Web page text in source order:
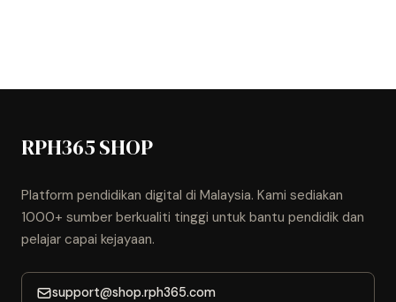
RPH365 SHOP
Platform pendidikan digital di Malaysia. Kami sediakan
1000+ sumber berkualiti tinggi untuk bantu pendidik dan
pelajar capai kejayaan.
support@shop.rph365.com